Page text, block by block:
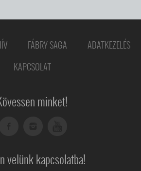
FÁBRY SAGA
ADATKEZELÉS
KAPCSOLAT
minket!
velünk kapcsolatba!